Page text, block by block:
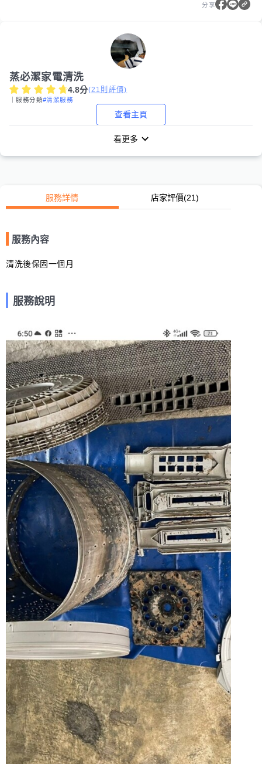
分享
蒸必潔家電清洗
4.8分(21 則評價)
｜服務分類#清潔服務
查看主頁
看更多
服務詳情 店家評價(21)
服務內容
清洗後保固一個月
服務說明